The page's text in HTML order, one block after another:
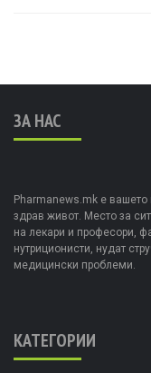
ЗА НАС
Pharmanews.mk е вашето
здрав живот. Место за
на лекари и професори,
нутриционисти, нудат
медицински проблеми.
КАТЕГОРИИ